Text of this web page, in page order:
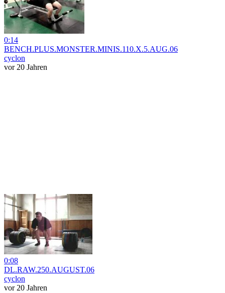
0:14
BENCH.PLUS.MONSTER.MINIS.110.X.5.AUG.06
cyclon
vor 20 Jahren
0:08
DL.RAW.250.AUGUST.06
cyclon
vor 20 Jahren